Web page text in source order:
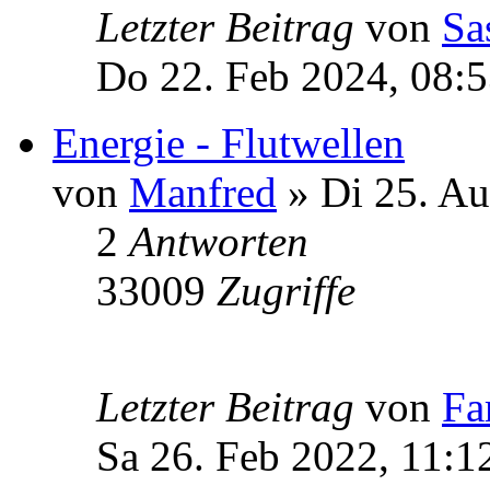
Letzter Beitrag von
Do 22. Feb 2024,
Energie - Flutwellen
von Manfred » Di 25.
2Antworten
33009 Zugriffe
Letzter Beitrag von
Sa 26. Feb 2022,